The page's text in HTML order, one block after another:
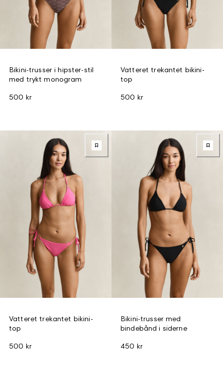
Bikini-trusser i hipster-stil
med trykt monogram
500 kr
Vatteret trekantet bikini-
top
500 kr
Vatteret trekantet bikini-
top
500 kr
Bikini-trusser med
bindebånd i siderne
450 kr